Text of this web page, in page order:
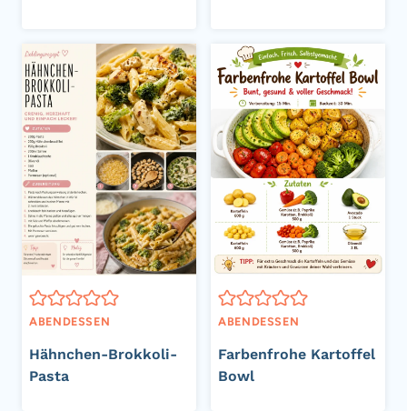
ABENDESSEN
Hähnchen-Brokkoli-
Pasta
ABENDESSEN
Farbenfrohe Kartoffel
Bowl